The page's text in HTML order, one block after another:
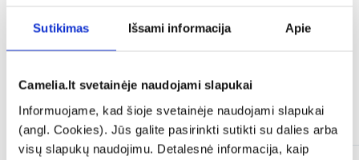
Sutikimas Išsami informacija Apie
Camelia.lt svetainėje naudojami slapukai
Informuojame, kad šioje svetainėje naudojami slapukai
(angl. Cookies). Jūs galite pasirinkti sutikti su dalies arba
visų slapukų naudojimu. Detalesnė informacija, kaip
Dažnai perkama kartu